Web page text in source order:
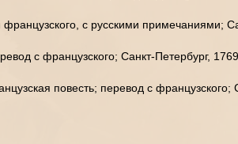
с русскими примечаниями;
с французского; Санкт-Петербург, 1769
повесть; перевод с французского;